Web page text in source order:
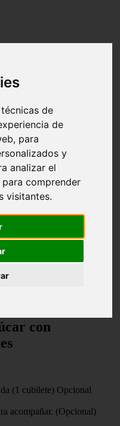
de
de
para
y
analizar el
comprender
visitantes.
sin azúcar con
sin azúcar
con
(1 cubilete) Opcional
acompañar. (Opcional)